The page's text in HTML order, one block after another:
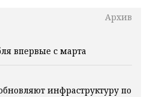
Архив
впервые с марта
инфраструктуру по